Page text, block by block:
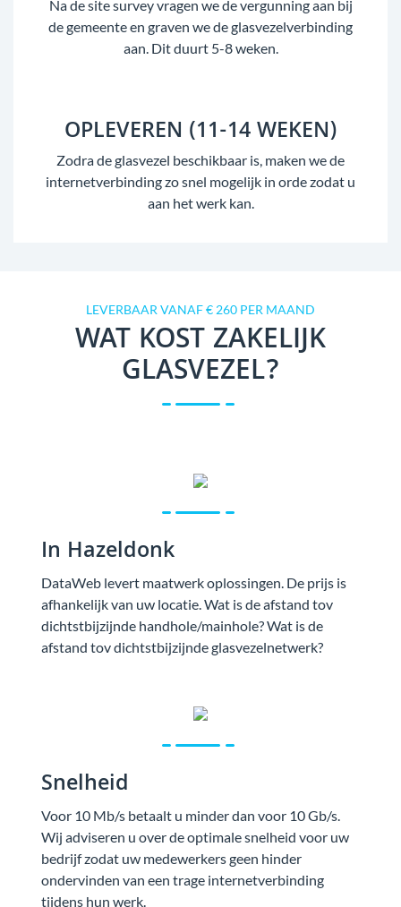
Na de site survey vragen we de vergunning aan bij
de gemeente en graven we de glasvezelverbinding
aan. Dit duurt 5-8 weken.
OPLEVEREN (11-14 WEKEN)
Zodra de glasvezel beschikbaar is, maken we de
internetverbinding zo snel mogelijk in orde zodat u
aan het werk kan.
LEVERBAAR VANAF € 260 PER MAAND
WAT KOST ZAKELIJK
GLASVEZEL?
In Hazeldonk
DataWeb levert maatwerk oplossingen. De prijs is
afhankelijk van uw locatie. Wat is de afstand tov
dichtstbijzijnde handhole/mainhole? Wat is de
afstand tov dichtstbijzijnde glasvezelnetwerk?
Snelheid
Voor 10 Mb/s betaalt u minder dan voor 10 Gb/s.
Wij adviseren u over de optimale snelheid voor uw
bedrijf zodat uw medewerkers geen hinder
ondervinden van een trage internetverbinding
tijdens hun werk.